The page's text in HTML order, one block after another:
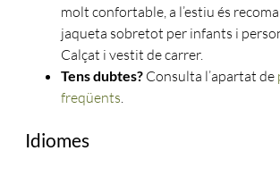
molt confortable, a l’estiu és
jaqueta sobretot per infants i
Calçat i vestit de carrer.
Tens dubtes? Consulta l’apartat de
freqüents
Idiomes